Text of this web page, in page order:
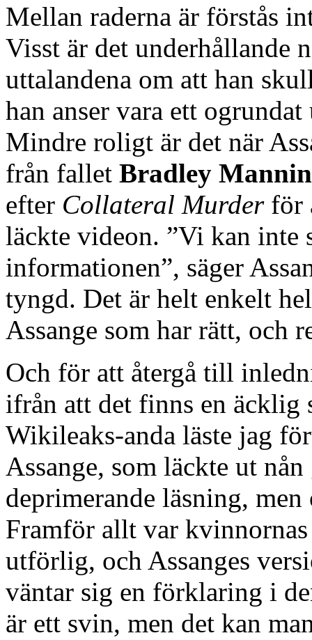
Mellan raderna är förstås
Visst är det underhållande
uttalandena om att han
han anser vara ett
Mindre roligt är det när
från fallet Bradley
efter Collateral Murderför
läckte videon. ”Vi kan inte
informationen”, säger
tyngd. Det är helt enkelt
Assange som har rätt, och
Och för att återgå till
ifrån att det finns en äcklig
Wikileaks-anda läste jag
Assange, som läckte ut
deprimerande läsning,
Framför allt var
utförlig, och Assanges
väntar sig en förklaring i
är ett svin, men det kan